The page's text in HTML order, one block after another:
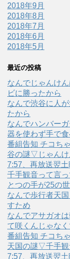
2018年9月
2018年8月
2018年7月
2018年6月
2018年5月
最近の投稿
なんでじゃんけ
ビに勝ったから
なんで渋谷に人
たから
なんでハンバー
器を使わず手で
番組告知 チコち
谷の謎▽じゃんけ
7:57、再放送翌
千手観音って言
とつの手が25の
なんで歩行者天
すため
なんでアサガオ
て咲くんじゃな
番組告知 チコち
天国の謎▽千手観
7:57、再放送翌